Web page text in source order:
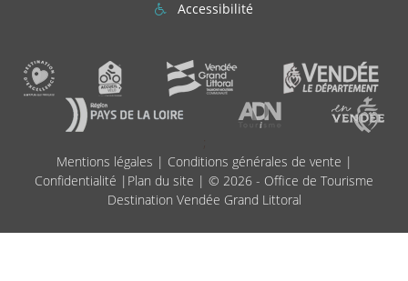
Accessibilité
Mentions légales | Conditions générales de vente |
Confidentialité | Plan du site | © 2026 - Office de Tourisme
Destination Vendée Grand Littoral